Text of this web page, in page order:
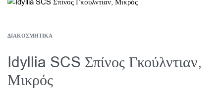
ΔΙΑΚΟΣΜΗΤΙΚΆ
Idyllia SCS Σπίνος Γκούλντιαν,
Μικρός